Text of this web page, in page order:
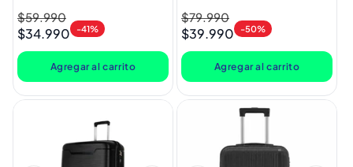
Expandible Ultra
Resistente Negra Llaima
Precio
habitual
$59.990
Precio
de
oferta
$34.990 -41%
Agregar al carrito
Expandible Ultra
Resistente Negra Llaima
Precio
habitual
$79.990
Precio
de
oferta
$39.990 -50%
Agregar al carrito